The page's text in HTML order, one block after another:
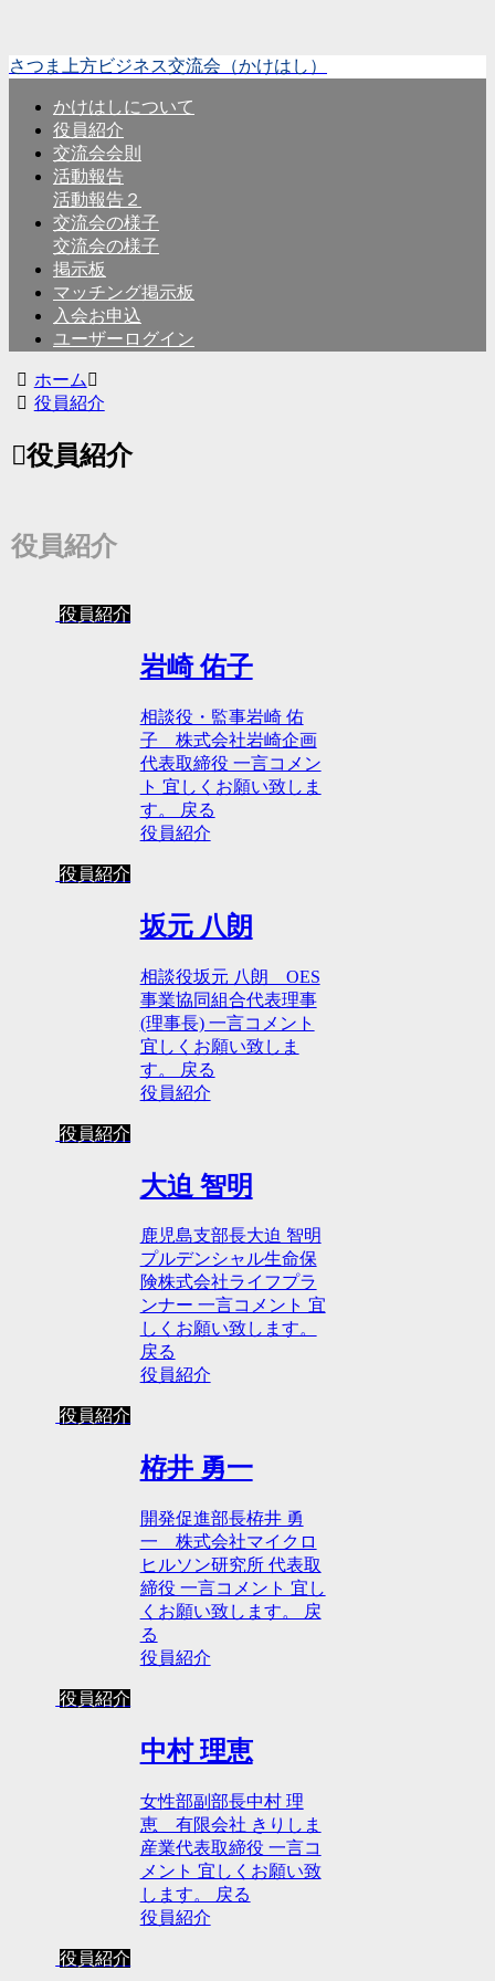
さつま上方ビジネス交流会（かけはし）
かけはしについて
役員紹介
交流会会則
活動報告
活動報告２
交流会の様子
交流会の様子
掲示板
マッチング掲示板
入会お申込
ユーザーログイン
ホーム
役員紹介
役員紹介
役員紹介
役員紹介
岩崎 佑子
相談役・監事岩崎 佑
子 株式会社岩崎企画
代表取締役 一言コメン
ト 宜しくお願い致しま
す。 戻る
役員紹介
役員紹介
坂元 八朗
相談役坂元 八朗 OES
事業協同組合代表理事
(理事長) 一言コメント
宜しくお願い致しま
す。 戻る
役員紹介
役員紹介
大迫 智明
鹿児島支部長大迫 智明
プルデンシャル生命保
険株式会社ライフプラ
ンナー 一言コメント 宜
しくお願い致します。
戻る
役員紹介
役員紹介
栫井 勇一
開発促進部長栫井 勇
一 株式会社マイクロ
ヒルソン研究所 代表取
締役 一言コメント 宜し
くお願い致します。 戻
る
役員紹介
役員紹介
中村 理恵
女性部副部長中村 理
恵 有限会社 きりしま
産業代表取締役 一言コ
メント 宜しくお願い致
します。 戻る
役員紹介
役員紹介